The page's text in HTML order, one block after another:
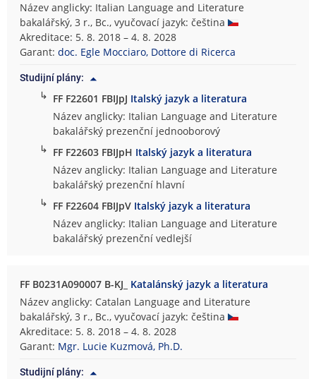
Název anglicky: Italian Language and Literature
bakalářský, 3 r., Bc., vyučovací jazyk: čeština
Akreditace: 5. 8. 2018 – 4. 8. 2028
Garant:doc. Egle Mocciaro, Dottore di Ricerca
Studijní plány:
↳ FF F22601 FBIJpJ Italský jazyk a literatura
Název anglicky: Italian Language and Literature
bakalářský prezenční jednooborový
↳ FF F22603 FBIJpH Italský jazyk a literatura
Název anglicky: Italian Language and Literature
bakalářský prezenční hlavní
↳ FF F22604 FBIJpV Italský jazyk a literatura
Název anglicky: Italian Language and Literature
bakalářský prezenční vedlejší
FF B0231A090007 B-KJ_ Katalánský jazyk a literatura
Název anglicky: Catalan Language and Literature
bakalářský, 3 r., Bc., vyučovací jazyk: čeština
Akreditace: 5. 8. 2018 – 4. 8. 2028
Garant: Mgr. Lucie Kuzmová, Ph.D.
Studijní plány: